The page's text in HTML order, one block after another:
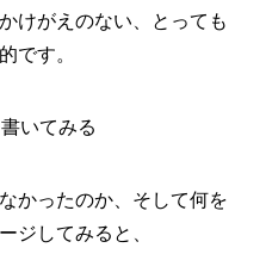
けがえのない、とっても
です。
いてみる
かったのか、そして何を
ジしてみると、